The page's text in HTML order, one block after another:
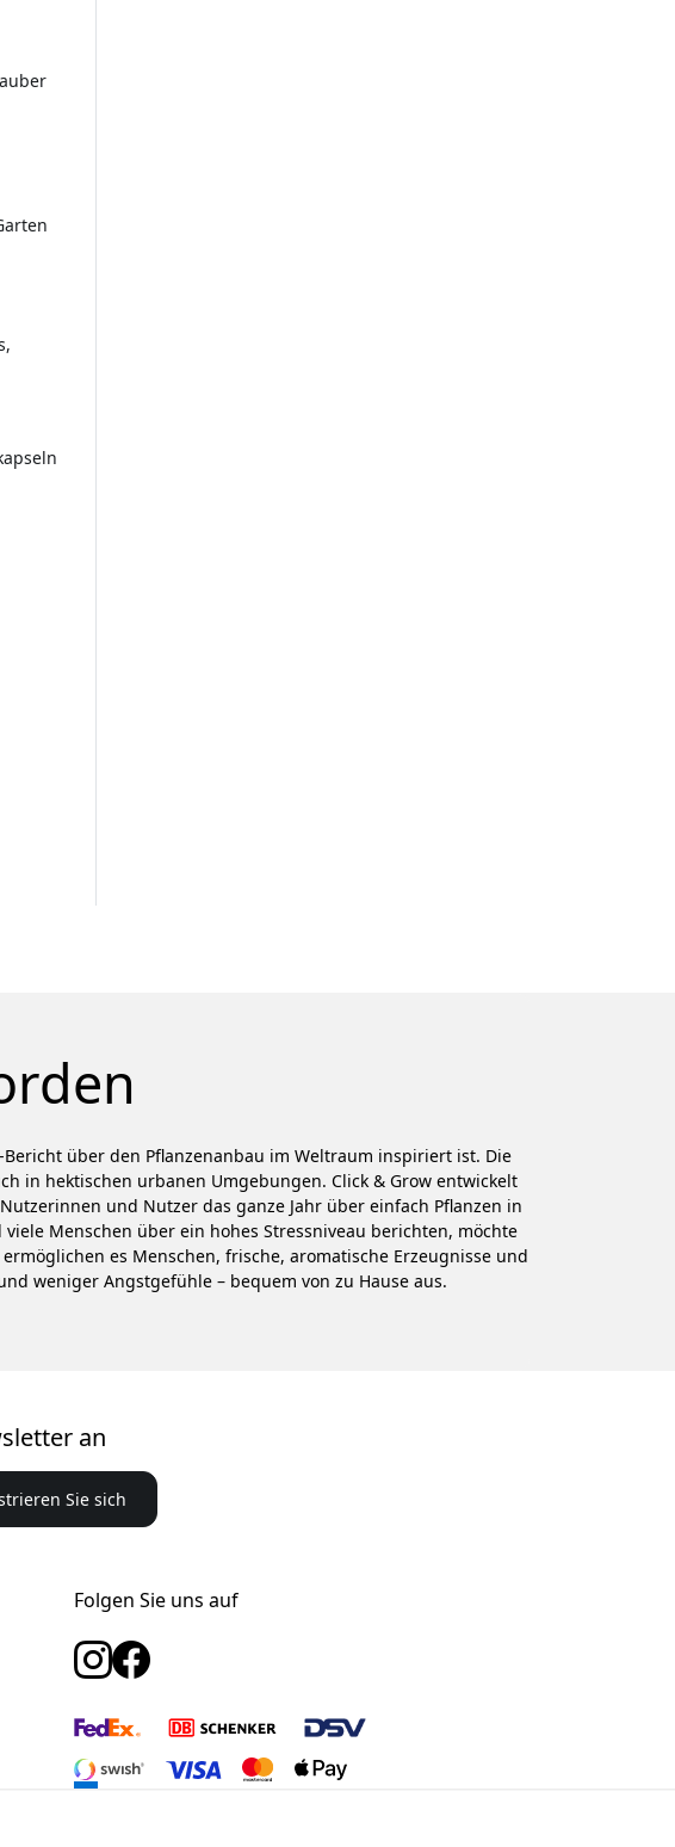
über den Pflanzenanbau im Weltraum inspiriert ist. Die
in hektischen urbanen Umgebungen. Click & Grow entwickelt
und Nutzer das ganze Jahr über einfach Pflanzen in
Menschen über ein hohes Stressniveau berichten, möchte
es Menschen, frische, aromatische Erzeugnisse und
weniger Angstgefühle – bequem von zu Hause aus.
an
Sie sich
Folgen Sie uns auf